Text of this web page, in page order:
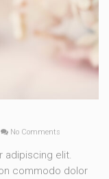
No Comments
adipiscing elit.
commodo dolor